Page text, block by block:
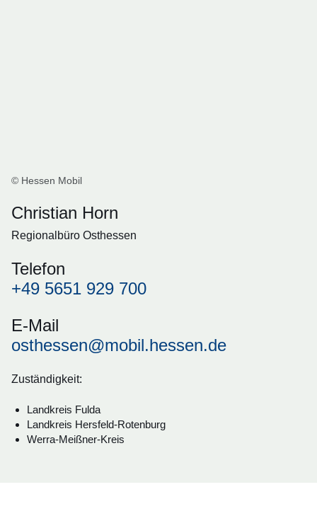
© Hessen Mobil
Christian Horn
Regionalbüro Osthessen
Telefon
+49 5651 929 700
E-Mail
osthessen@mobil.hessen.de
Zuständigkeit:
Landkreis Fulda
Landkreis Hersfeld-Rotenburg
Werra-Meißner-Kreis